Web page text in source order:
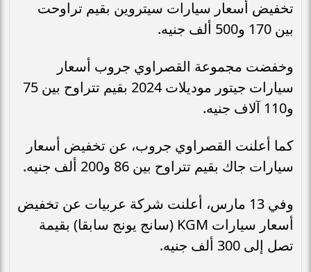
تخفيض أسعار سيارات سيتروين بقيم تراوحت
بين 170 و500 ألف جنيه.
وخفضت مجموعة القصراوي جروب أسعار
سيارات جيتور موديلات 2024 بقيم تتراوح بين 75
و110 آلاف جنيه.
كما أعلنت القصراوي جروب، عن تخفيض أسعار
سيارات جاك بقيم تتراوح بين 86 و200 ألف جنيه.
وفي 13 مارس، أعلنت شركة عربيات عن تخفيض
أسعار سيارات KGM (سانج يونج سابقا) بقيمة
تصل إلى 300 ألف جنيه.